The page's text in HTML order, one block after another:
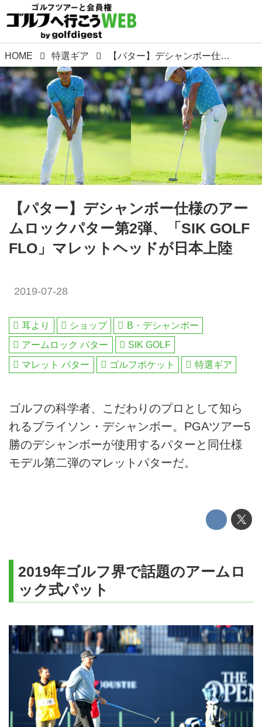
HOME 特選ギア 【パター】デシャンボー仕様のアームロックパター第2弾、「SIK GOLF FLO」マレットヘッドが日本上陸
【パター】デシャンボー仕様のアー
ムロックパター第2弾、「SIK GOLF
FLO」マレットヘッドが日本上陸
2019-07-28
耳より ショップ
B・デシャンボー
アームロック パター
SIK GOLF
マレット パター
ゴルフポケット 特選ギア
ゴルフの科学者、こだわりのプロとして知ら
れるブライソン・デシャンボー。PGAツアー5
勝のデシャンボーが使用するパターと同仕様
モデル第二弾のマレットパターだ。
2019年ゴルフ界で話題のアームロ
ック式パット